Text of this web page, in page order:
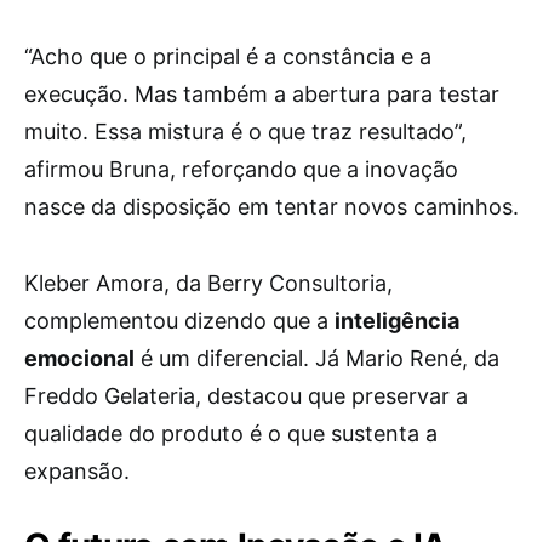
“Acho que o principal é a constância e a
execução. Mas também a abertura para testar
muito. Essa mistura é o que traz resultado”,
afirmou Bruna, reforçando que a inovação
nasce da disposição em tentar novos caminhos.
Kleber Amora, da Berry Consultoria,
complementou dizendo que a inteligência
emocional é um diferencial. Já Mario René, da
Freddo Gelateria, destacou que preservar a
qualidade do produto é o que sustenta a
expansão.